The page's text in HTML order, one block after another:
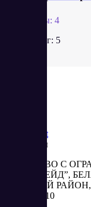
Отзывы: 4
Рейтинг: 5
Market
Реквизиты
ОБЩЕСТВО С
“АБЕСТРЕЙД”,
МИНСКИЙ РАЙОН,
2, КОМ. 310